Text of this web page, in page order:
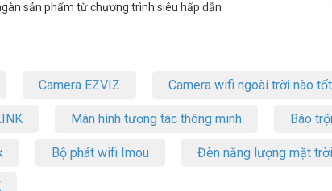
sản phẩm từ chương trình siêu hấp dẫn
Camera EZVIZ Camera wifi ngoài trời nào tốt
Màn hình tương tác thông minh Báo
Bộ phát wifi Imou Đèn năng lượng mặt trời